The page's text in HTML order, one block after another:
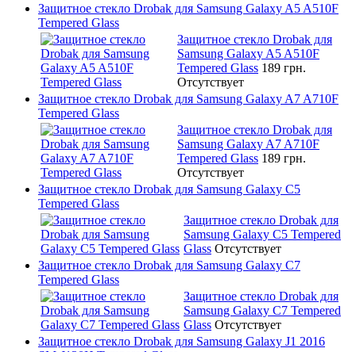
Защитное стекло Drobak для Samsung Galaxy A5 A510F
Tempered Glass
Защитное стекло Drobak для
Samsung Galaxy A5 A510F
Tempered Glass 189 грн.
Отсутствует
Защитное стекло Drobak для Samsung Galaxy A7 A710F
Tempered Glass
Защитное стекло Drobak для
Samsung Galaxy A7 A710F
Tempered Glass 189 грн.
Отсутствует
Защитное стекло Drobak для Samsung Galaxy C5
Tempered Glass
Защитное стекло Drobak для
Samsung Galaxy C5 Tempered
Glass Отсутствует
Защитное стекло Drobak для Samsung Galaxy C7
Tempered Glass
Защитное стекло Drobak для
Samsung Galaxy C7 Tempered
Glass Отсутствует
Защитное стекло Drobak для Samsung Galaxy J1 2016